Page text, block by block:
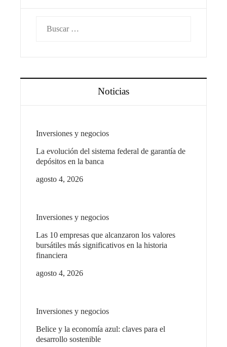
Noticias
Inversiones y negocios
La evolución del sistema federal de garantía de
depósitos en la banca
agosto 4, 2026
Inversiones y negocios
Las 10 empresas que alcanzaron los valores
bursátiles más significativos en la historia
financiera
agosto 4, 2026
Inversiones y negocios
Belice y la economía azul: claves para el
desarrollo sostenible